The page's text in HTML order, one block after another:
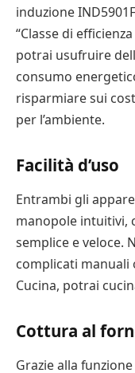
induzione
“Classe di
potrai usufruire
consumo
risparmiare sui
per l’ambiente.
Facilità d’uso
Entrambi gli
manopole intuitivi,
semplice e veloce.
complicati manuali
Cucina, potrai
Cottura al
Grazie alla